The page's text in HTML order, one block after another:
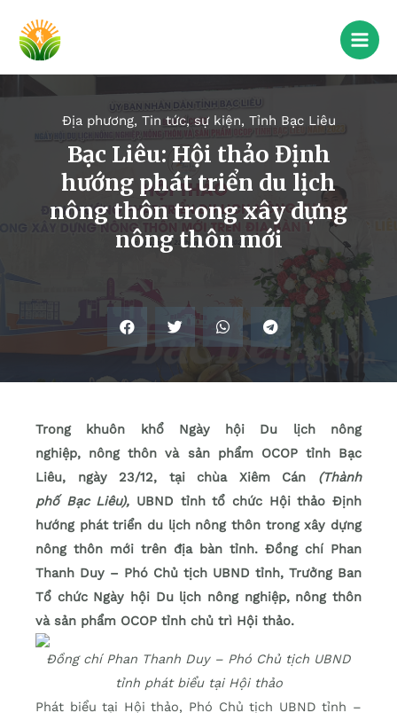
Địa phương, Tin tức, sự kiện, Tỉnh Bạc Liêu
Bạc Liêu: Hội thảo Định
hướng phát triển du lịch
nông thôn trong xây dựng
nông thôn mới
Trong khuôn khổ Ngày hội Du lịch nông
nghiệp, nông thôn và sản phẩm OCOP tỉnh Bạc
Liêu, ngày 23/12, tại chùa Xiêm Cán (Thành
phố Bạc Liêu), UBND tỉnh tổ chức Hội thảoĐịnh
hướngphát triển du lịch nông thôn trong xây dựng
nông thôn mới trên địa bàn tỉnh. Đồng chí Phan
Thanh Duy – Phó Chủ tịch UBND tỉnh, Trưởng Ban
Tổ chức Ngày hội Du lịch nông nghiệp, nông thôn
và sản phẩm OCOP tỉnh chủ trì Hội thảo.
Đồng chí Phan Thanh Duy – Phó Chủ tịch UBND
tỉnh phát biểu tại Hội thảo
Phát biểu tại Hội thảo, Phó Chủ tịch UBND tỉnh –